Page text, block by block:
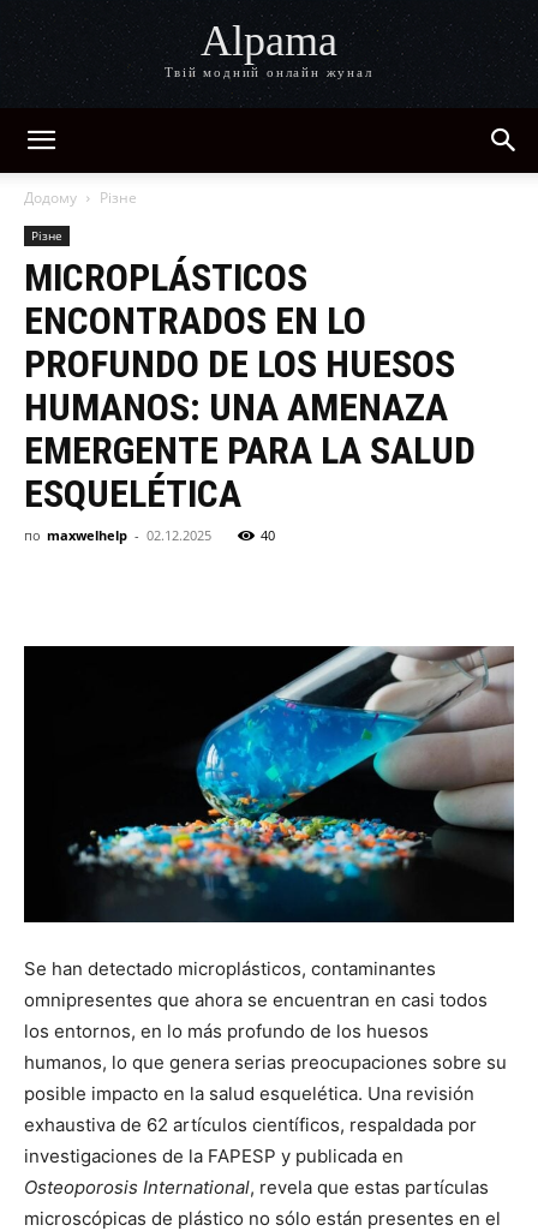
Alpama
Твій модний онлайн жунал
Додому Різне
Різне
MICROPLÁSTICOS
ENCONTRADOS EN LO
PROFUNDO DE LOS HUESOS
HUMANOS: UNA AMENAZA
EMERGENTE PARA LA SALUD
ESQUELÉTICA
по maxwelhelp - 02.12.2025 40
Se han detectado microplásticos, contaminantes
omnipresentes que ahora se encuentran en casi todos
los entornos, en lo más profundo de los huesos
humanos, lo que genera serias preocupaciones sobre su
posible impacto en la salud esquelética. Una revisión
exhaustiva de 62 artículos científicos, respaldada por
investigaciones de la FAPESP y publicada en
Osteoporosis International, revela que estas partículas
microscópicas de plástico no sólo están presentes en el